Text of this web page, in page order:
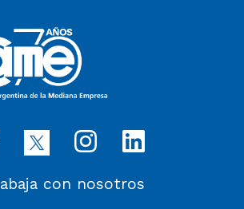
con nosotros